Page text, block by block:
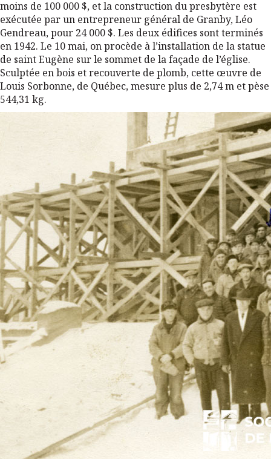
moins de 100 000 $, et la construction du presbytère est
exécutée par un entrepreneur général de Granby, Léo
Gendreau, pour 24 000 $. Les deux édifices sont terminés
en 1942. Le 10 mai, on procède à l’installation de la statue
de saint Eugène sur le sommet de la façade de l’église.
Sculptée en bois et recouverte de plomb, cette œuvre de
Louis Sorbonne, de Québec, mesure plus de 2,74 m et pèse
544,31 kg.